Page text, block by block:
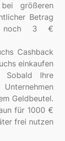
größeren
Betrag
noch 3 €
Cashback
einkaufen
Sobald Ihre
Geldbeutel.
für 1000 €
frei nutzen